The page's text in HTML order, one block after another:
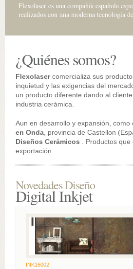
Flexolaser es una compañía española
realizados con una moderna tecnología
¿Quiénes somos?
Flexolasercomercializa sus
inquietud y las exigencias del
un producto diferente dando al
industria cerámica.
Aun en desarrollo y expansión,
en Onda , provincia de Castellon
Diseños Cerámicos . Productos
exportación.
Novedades Diseño
Digital Inkjet
INK16002